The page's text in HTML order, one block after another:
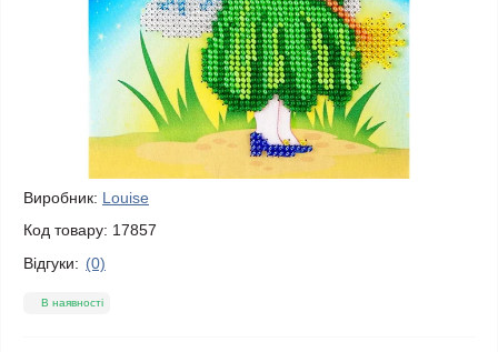
Виробник: Louise
Код товару: 17857
Відгуки: (0)
В наявності